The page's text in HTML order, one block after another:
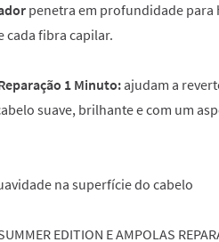
penetra em profundidade para
cada fibra capilar.
1 Minuto: ajudam a
suave, brilhante e com um
na superfície do cabelo